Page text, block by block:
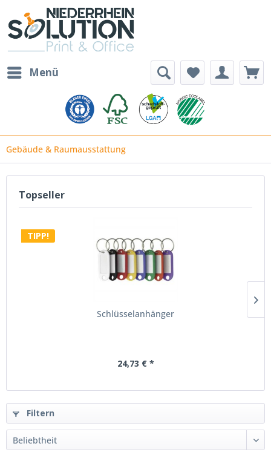
Menü
Gebäude & Raumausstattung
Topseller
TIPP!
Schlüsselanhänger
24,73 € *
Filtern